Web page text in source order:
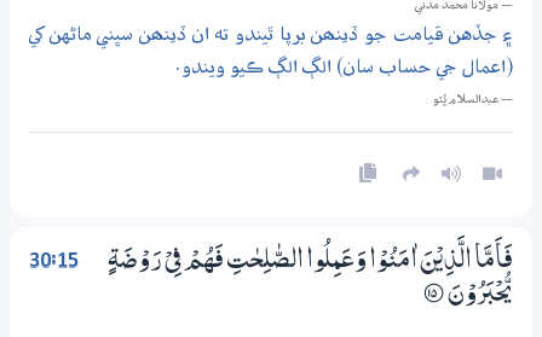
— مولانا محمد مدني
۽ جڏهن قيامت جو ڏينھن برپا ٿيندو ته ان ڏينھن سڀني ماڻهن کي
(اعمال جي حساب سان) الڳ الڳ ڪيو ويندو.
— عبدالسلام ڀُٽو
30:15
فَاَمَّا الَّذِيْنَ اٰمَنُوْا وَعَـمِلُوا الصّٰلِحٰتِ فَهُمْ فِيْ رَوْضَةٍ
يُّحْبَرُوْنَ ؀15